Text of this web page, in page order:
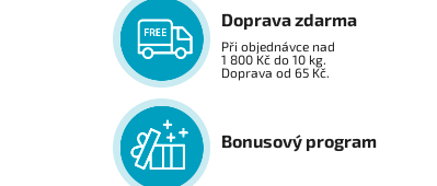
Doprava zdarma
Při objednávce nad
1 800 Kč do 10 kg.
Doprava od 65 Kč.
Bonusový program